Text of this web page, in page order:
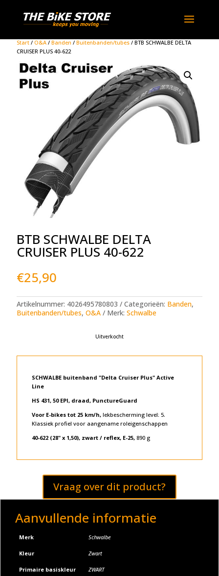
Start/ O&A/ Banden / Buitenbanden/tubes/ BTB SCHWALBE DELTA
CRUISER PLUS 40-622
BTB SCHWALBE DELTA
CRUISER PLUS 40-622
€25,90
Artikelnummer: 4026495780803 Categorieën: Banden,
Buitenbanden/tubes, O&A Merk: Schwalbe
Uitverkocht
SCHWALBE buitenband "Delta Cruiser Plus" Active
Line
HS 431, 50 EPI, draad, PunctureGuard
Voor E-bikes tot 25 km/h,lekbescherming level: 5.
Klassiek profiel voor aangename roleigenschappen
40-622 (28" x 1,50), zwart / reflex, E-25,890 g
Vraag over dit product?
Aanvullende informatie
Merk Schwalbe
Kleur Zwart
Primaire basiskleur ZWART